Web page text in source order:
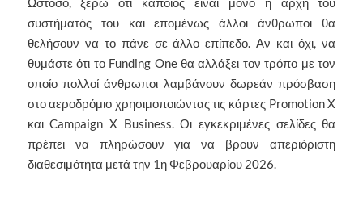
συστήματός του και επομένως άλλοι άνθρωποι θα
θελήσουν να το πάνε σε άλλο επίπεδο. Αν και όχι, να
θυμάστε ότι το Funding One θα αλλάξει τον τρόπο με τον
οποίο πολλοί άνθρωποι λαμβάνουν δωρεάν πρόσβαση
στο αεροδρόμιο χρησιμοποιώντας τις κάρτες Promotion X
και Campaign X Business. Οι εγκεκριμένες σελίδες θα
πρέπει να πληρώσουν για να βρουν απεριόριστη
διαθεσιμότητα μετά την 1η Φεβρουαρίου 2026.